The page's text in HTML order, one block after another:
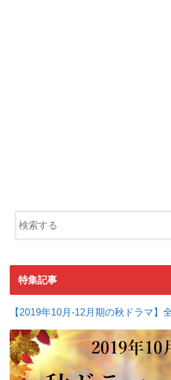
特集記事
【2019年10月-12月期の秋ドラマ】